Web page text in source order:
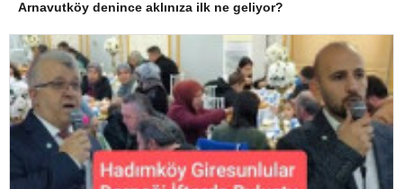
Arnavutköy denince aklınıza ilk ne geliyor?